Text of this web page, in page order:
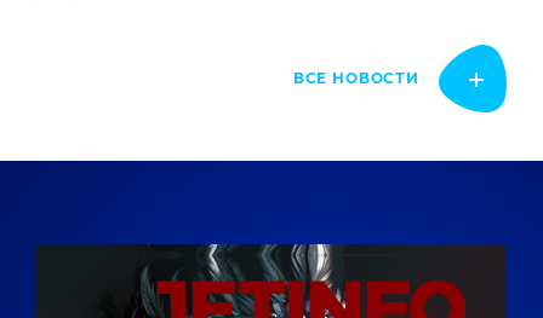
ВСЕ НОВОСТИ